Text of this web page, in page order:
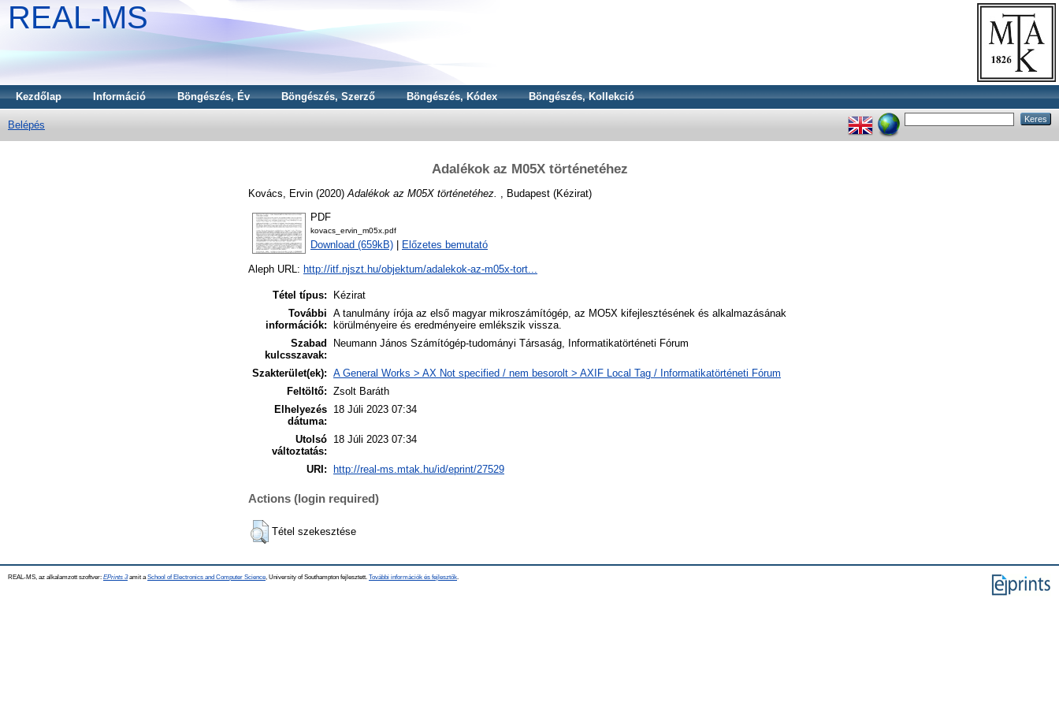
REAL-MS
Kezdőlap Információ Böngészés, Év Böngészés, Szerző Böngészés, Kódex Böngészés, Kollekció
Belépés
Adalékok az M05X történetéhez
Kovács, Ervin (2020) Adalékok az M05X történetéhez. , Budapest (Kézirat)
PDF
kovacs_ervin_m05x.pdf
Download (659kB) Előzetes bemutató
Aleph URL: http://itf.njszt.hu/objektum/adalekok-az-m05x-tort...
Tétel típus:
Kézirat
További
információk:
A tanulmány írója az első magyar mikroszámítógép, az MO5X kifejlesztésének és alkalmazásának
körülményeire és eredményeire emlékszik vissza.
Szabad
kulcsszavak:
Neumann János Számítógép-tudományi Társaság, Informatikatörténeti Fórum
Szakterület(ek): A General Works > AX Not specified / nem besorolt > AXIF Local Tag / Informatikatörténeti Fórum
Feltöltő: Zsolt Baráth
Elhelyezés
dátuma:
18 Júli 2023 07:34
Utolsó
változtatás:
18 Júli 2023 07:34
URI: http://real-ms.mtak.hu/id/eprint/27529
Actions (login required)
Tétel szekesztése
REAL-MS, az alkalamzott szoftver: EPrints 3amit a School of Electronics and Computer Science , University of Southampton fejlesztett. További információk és fejlesztők